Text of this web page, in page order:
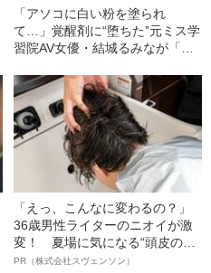
「アソコに白い粉を塗られ
て…」覚醒剤に“堕ちた”元ミス学
習院AV女優・結城るみなが「逮
た」と語るワケ《お嬢様時代の
煩悶》
「えっ、こんなに変わるの？」
36歳男性ライターのニオイが激
変！ 夏場に気になる“頭皮のニ
オイ”や“ベタつき”を解消す
PR（株式会社スヴェンソン）